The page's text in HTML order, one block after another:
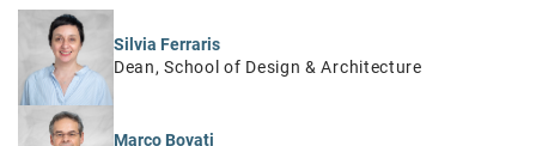
Silvia Ferraris
Dean, School of Design & Architecture
Marco Bovati